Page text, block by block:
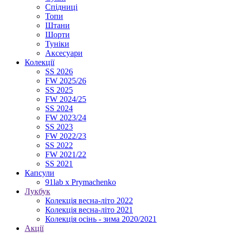
Спідниці
Топи
Штани
Шорти
Туніки
Аксесуари
Колекції
SS 2026
FW 2025/26
SS 2025
FW 2024/25
SS 2024
FW 2023/24
SS 2023
FW 2022/23
SS 2022
FW 2021/22
SS 2021
Капсули
91lab x Prymachenko
Лукбук
Колекція весна-літо 2022
Колекція весна-літо 2021
Колекція осінь - зима 2020/2021
Акції